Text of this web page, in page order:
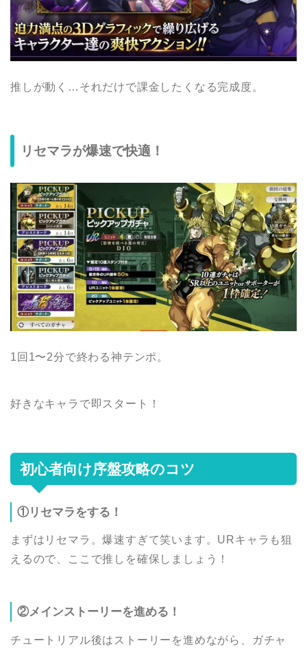
推しが動く…それだけで課金したくなる完成度。
リセマラが爆速で快適！
1回1〜2分で終わる神テンポ。
好きなキャラで即スタート！
初心者向け序盤攻略のコツ
①リセマラをする！
まずはリセマラ。爆速すぎて笑います。URキャラも狙
えるので、ここで推しを確保しましょう！
②メインストーリーを進める！
チュートリアル後はストーリーを進めながら、ガチャ